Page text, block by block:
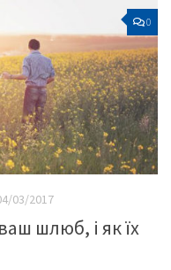
0
03/2017
шлюб, і як їх